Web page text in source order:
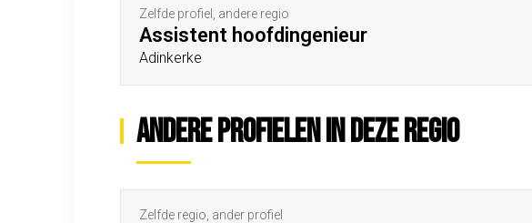
Zelfde profiel, andere regio
Assistent hoofdingenieur
Adinkerke
Andere profielen in deze regio
Zelfde regio, ander profiel